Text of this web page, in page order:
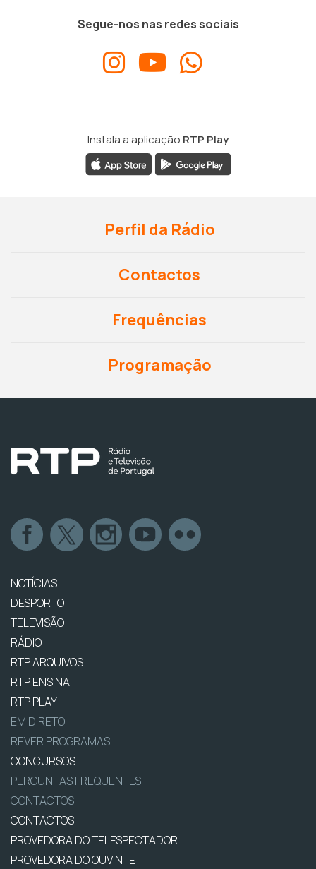
Segue-nos nas redes sociais
Instala a aplicação RTP Play
Perfil da Rádio
Contactos
Frequências
Programação
NOTÍCIAS
DESPORTO
TELEVISÃO
RÁDIO
RTP ARQUIVOS
RTP ENSINA
RTP PLAY
EM DIRETO
REVER PROGRAMAS
CONCURSOS
PERGUNTAS FREQUENTES
CONTACTOS
CONTACTOS
PROVEDORA DO TELESPECTADOR
PROVEDORA DO OUVINTE